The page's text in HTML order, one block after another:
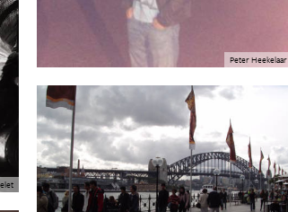
Peter Heekelaar